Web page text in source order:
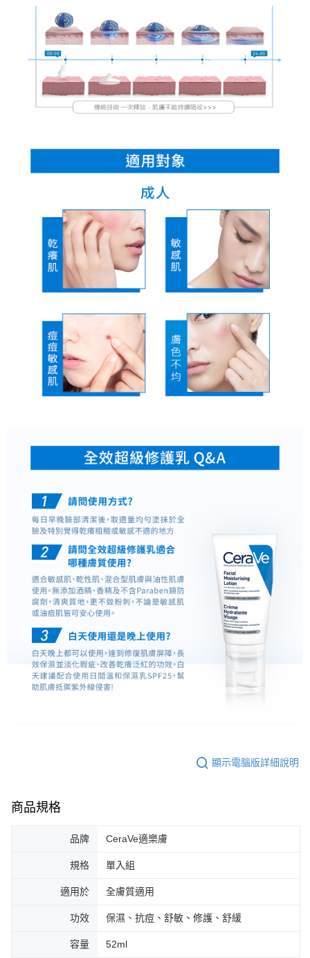
顯示電腦版詳細說明
商品規格
品牌 CeraVe適樂膚
規格 單入組
適用於 全膚質適用
功效 保濕、抗痘、舒敏、修護、舒緩
容量 52ml